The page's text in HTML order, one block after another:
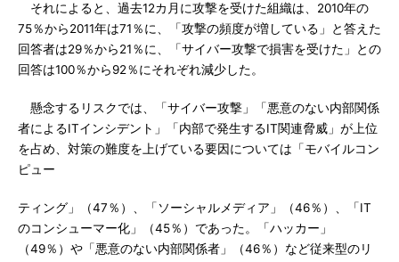
それによると、過去12カ月に攻撃を受けた組織は、2010年の
75％から2011年は71％に、「攻撃の頻度が増している」と答えた
回答者は29％から21％に、「サイバー攻撃で損害を受けた」との
回答は100％から92％にそれぞれ減少した。
懸念するリスクでは、「サイバー攻撃」「悪意のない内部関係
者によるITインシデント」「内部で発生するIT関連脅威」が上位
を占め、対策の難度を上げている要因については「モバイルコン
ピュー
ティング」（47％）、「ソーシャルメディア」（46％）、「IT
のコンシューマー化」（45％）であった。「ハッカー」
（49％）や「悪意のない内部関係者」（46％）など従来型のリ